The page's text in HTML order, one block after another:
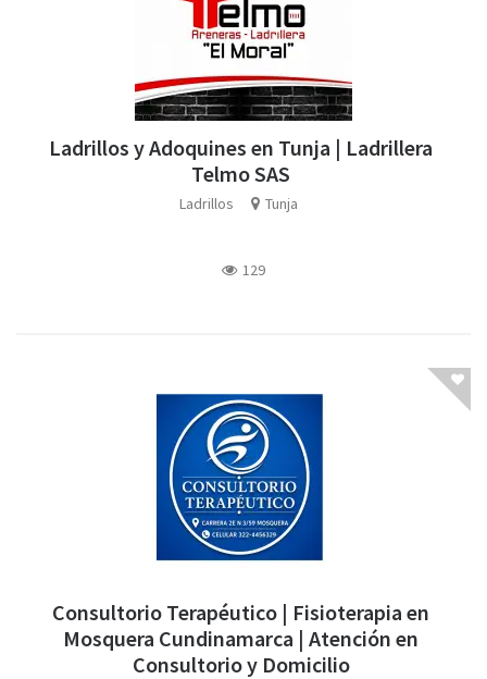
Ladrillos y Adoquines en Tunja | Ladrillera
Telmo SAS
Ladrillos Tunja
129
Consultorio Terapéutico | Fisioterapia en
Mosquera Cundinamarca | Atención en
Consultorio y Domicilio